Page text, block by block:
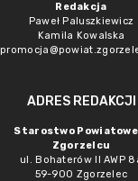
Redakcja
Paweł Paluszkiewicz
Kamila Kowalska
ADRES REDAKCJI
Starostwo Powiatowe
Zgorzelcu
ul. Bohaterów II AWP
59-900 Zgorzelec